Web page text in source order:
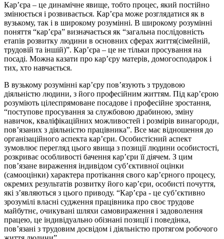
Кар’єра – це динамічне явище, тобто процес, який постійно
змінюється і розвивається. Кар’єра може розглядатися як в
вузькому, так і в широкому розумінні. В широкому розумінні
поняття “кар’єра” визначається як “загальна послідовність
етапів розвитку людини в основних сферах життя(сімейній,
трудовій та іншій)”. Кар’єра – це не тільки просування на
посаді. Можна казати про кар’єру матерів, домогосподарок і
тих, хто навчається.
В вузькому розумінні кар’єру пов’язують з трудовою
діяльністю людини, з його професійним життям. Під кар’єрою
розуміють цілеспрямоване посадове і професійне зростання,
“поступове просування за службовою драбиною, зміну
навичок, кваліфікаційних можливостей і розмірів винагороди,
пов’язаних з діяльністю працівника”. Все має відношення до
організаційного аспекта кар’єри. Особистісний аспект
зумовлює перегляд цього явища з позиції людини особистості,
розкриває особливості бачення кар’єри її діячем. З цим
пов’язане вираження індивідом суб’єктивної оцінки
(самооцінки) характера протікання свого кар’єрного процесу,
окремих результатів розвитку його кар’єри, особисті почуття,
які з’являються з цього приводу. “Кар’єра - це суб’єктивно
зрозумілі власні судження працівника про своє трудове
майбутнє, очикувані шляхи самовираження і задоволення
працею, це індивідуально обізнані позиції і поведінка,
пов’язані з трудовим досвідом і діяльністю протягом робочого